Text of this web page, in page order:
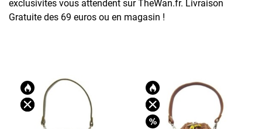
exclusivites vous attendent sur TheWan.fr. Livraison
Gratuite des 69 euros ou en magasin !